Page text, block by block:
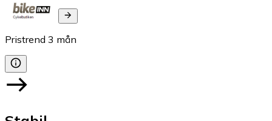
Pristrend 3 mån